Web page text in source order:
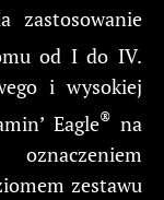
zastosowanie
od I do IV.
i wysokiej
Eagle® na
zestawu